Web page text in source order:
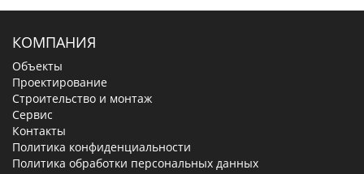
КОМПАНИЯ
Объекты
Проектирование
Строительство и монтаж
Сервис
Контакты
Политика конфиденциальности
Политика обработки персональных данных